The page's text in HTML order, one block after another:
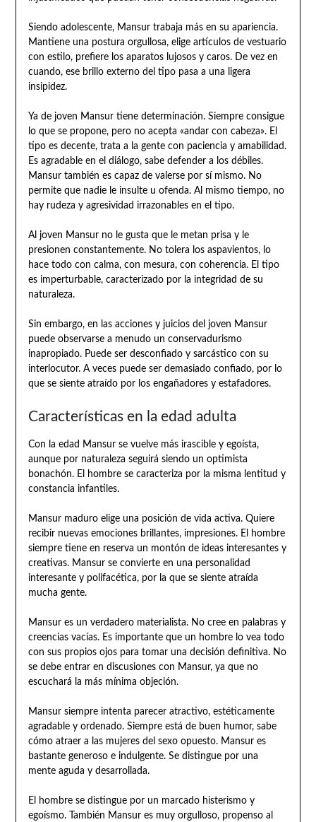
Siendo adolescente, Mansur trabaja más en su apariencia.
Mantiene una postura orgullosa, elige artículos de vestuario
con estilo, prefiere los aparatos lujosos y caros. De vez en
cuando, ese brillo externo del tipo pasa a una ligera
insipidez.
Ya de joven Mansur tiene determinación. Siempre consigue
lo que se propone, pero no acepta «andar con cabeza». El
tipo es decente, trata a la gente con paciencia y amabilidad.
Es agradable en el diálogo, sabe defender a los débiles.
Mansur también es capaz de valerse por sí mismo. No
permite que nadie le insulte u ofenda. Al mismo tiempo, no
hay rudeza y agresividad irrazonables en el tipo.
Al joven Mansur no le gusta que le metan prisa y le
presionen constantemente. No tolera los aspavientos, lo
hace todo con calma, con mesura, con coherencia. El tipo
es imperturbable, caracterizado por la integridad de su
naturaleza.
Sin embargo, en las acciones y juicios del joven Mansur
puede observarse a menudo un conservadurismo
inapropiado. Puede ser desconfiado y sarcástico con su
interlocutor. A veces puede ser demasiado confiado, por lo
que se siente atraído por los engañadores y estafadores.
Características en la edad adulta
Con la edad Mansur se vuelve más irascible y egoísta,
aunque por naturaleza seguirá siendo un optimista
bonachón. El hombre se caracteriza por la misma lentitud y
constancia infantiles.
Mansur maduro elige una posición de vida activa. Quiere
recibir nuevas emociones brillantes, impresiones. El hombre
siempre tiene en reserva un montón de ideas interesantes y
creativas. Mansur se convierte en una personalidad
interesante y polifacética, por la que se siente atraída
mucha gente.
Mansur es un verdadero materialista. No cree en palabras y
creencias vacías. Es importante que un hombre lo vea todo
con sus propios ojos para tomar una decisión definitiva. No
se debe entrar en discusiones con Mansur, ya que no
escuchará la más mínima objeción.
Mansur siempre intenta parecer atractivo, estéticamente
agradable y ordenado. Siempre está de buen humor, sabe
cómo atraer a las mujeres del sexo opuesto. Mansur es
bastante generoso e indulgente. Se distingue por una
mente aguda y desarrollada.
El hombre se distingue por un marcado histerismo y
egoísmo. También Mansur es muy orgulloso, propenso al